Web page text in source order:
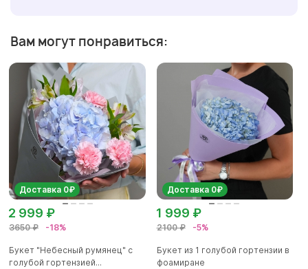
Вам могут понравиться:
Доставка 0₽
3650 ₽ -18%
2 999 ₽
Букет "Небесный румянец" с
голубой гортензией...
Доставка 0₽
2100 ₽ -5%
1 999 ₽
Букет из 1 голубой гортензии в
фоамиране